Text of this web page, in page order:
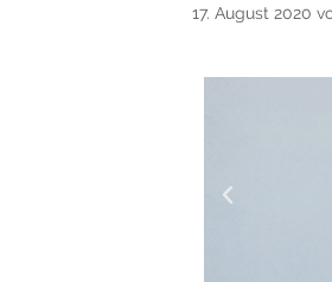
17. August 2020